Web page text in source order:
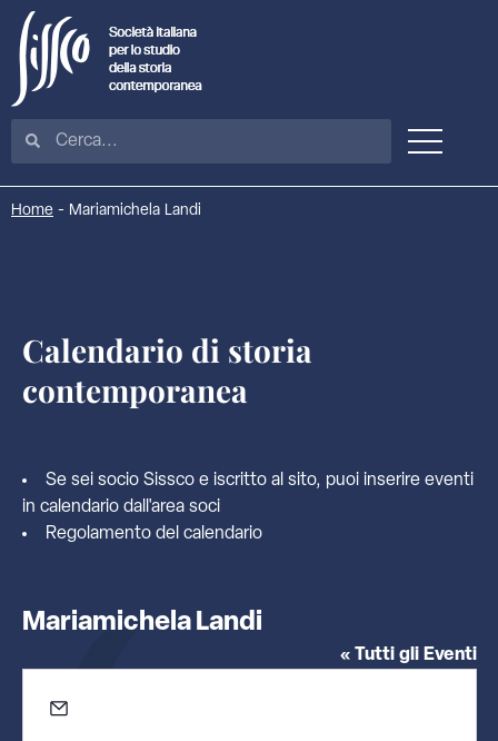
Home - Mariamichela Landi
Calendario di storia
contemporanea
Se sei socio Sissco e iscritto al sito, puoi inserire eventi
in calendario dall'area soci
Regolamento del calendario
Mariamichela Landi
« Tutti gli Eventi